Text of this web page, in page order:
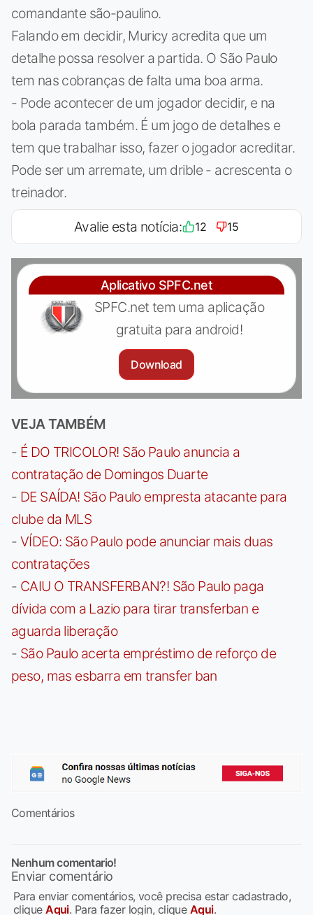
comandante são-paulino.
Falando em decidir, Muricy acredita que um
detalhe possa resolver a partida. O São Paulo
tem nas cobranças de falta uma boa arma.
- Pode acontecer de um jogador decidir, e na
bola parada também. É um jogo de detalhes e
tem que trabalhar isso, fazer o jogador acreditar.
Pode ser um arremate, um drible - acrescenta o
treinador.
Avalie esta notícia: 12 15
Aplicativo SPFC.net
SPFC.net tem uma aplicação
gratuita para android!
Download
VEJA TAMBÉM
- É DO TRICOLOR! São Paulo anuncia a
contratação de Domingos Duarte
- DE SAÍDA! São Paulo empresta atacante para
clube da MLS
- VÍDEO: São Paulo pode anunciar mais duas
contratações
- CAIU O TRANSFERBAN?! São Paulo paga
dívida com a Lazio para tirar transferban e
aguarda liberação
- São Paulo acerta empréstimo de reforço de
peso, mas esbarra em transfer ban
Comentários
Nenhum comentario!
Enviar comentário
Para enviar comentários, você precisa estar cadastrado,
cliqueAqui. Para fazer login, clique Aqui.